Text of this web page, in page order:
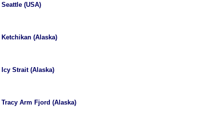
Seattle (USA)
Ketchikan (Alaska)
Icy Strait (Alaska)
Tracy Arm Fjord (Alaska)